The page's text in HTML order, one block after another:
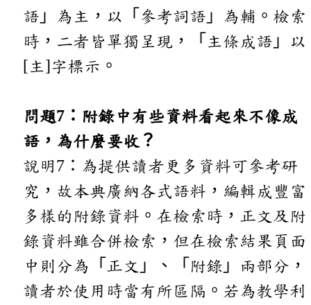
語」為主，以「參考詞語」為輔。檢索
時，二者皆單獨呈現，「主條成語」以
[主]字標示。
問題7：附錄中有些資料看起來不像成
語，為什麼要收？
說明7：為提供讀者更多資料可參考研
究，故本典廣納各式語料，編輯成豐富
多樣的附錄資料。在檢索時，正文及附
錄資料雖合併檢索，但在檢索結果頁面
中則分為「正文」、「附錄」兩部分，
讀者於使用時當有所區隔。若為教學利